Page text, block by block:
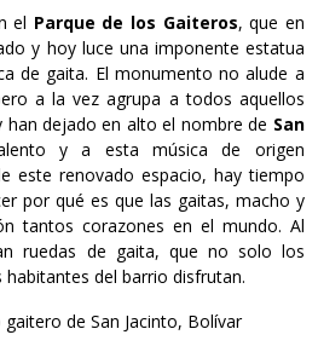
el Parque de los Gaiteros, que en
y hoy luce una imponente estatua
de gaita. El monumento no alude a
a la vez agrupa a todos aquellos
dejado en alto el nombre de San
y a esta música de origen
este renovado espacio, hay tiempo
por qué es que las gaitas, macho y
tantos corazones en el mundo. Al
ruedas de gaita, que no solo los
del barrio disfrutan.